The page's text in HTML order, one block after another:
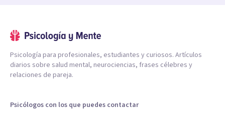
Psicología para profesionales, estudiantes y curiosos. Artículos
diarios sobre salud mental, neurociencias, frases célebres y
relaciones de pareja.
Psicólogos con los que puedes contactar